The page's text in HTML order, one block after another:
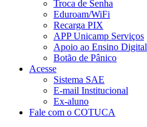
Troca de Senha
Eduroam/WiFi
Recarga PIX
APP Unicamp Serviços
Apoio ao Ensino Digital
Botão de Pânico
Acesse
Sistema SAE
E-mail Institucional
Ex-aluno
Fale com o COTUCA